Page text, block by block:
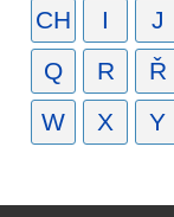
CH
I J
Q
R Ř
W
X Y